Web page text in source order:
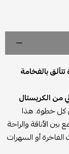
بالفخامة
من الكريستال
خطوة. هذا
الأناقة والراحة
الفاخرة أو السهرات